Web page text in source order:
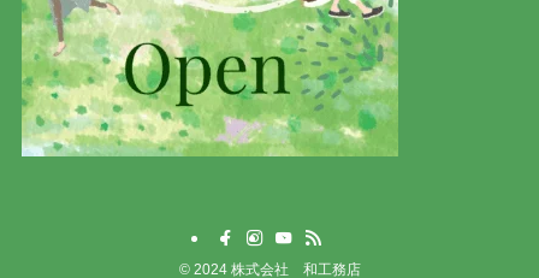
©2024 株式会社 和工務店